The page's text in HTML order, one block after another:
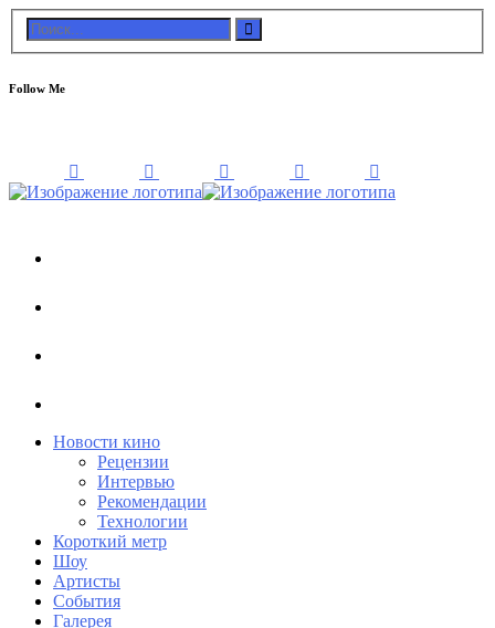
Follow Me
Новости кино
Рецензии
Интервью
Рекомендации
Технологии
Короткий метр
Шоу
Артисты
События
Галерея